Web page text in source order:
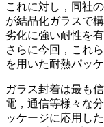
これに対し，同社
が結晶化ガラスで
劣化に強い耐性を
さらに今回，これ
を用いた耐熱パッ
ガラス封着は最も
電，通信等様々な
ッケージに応用し